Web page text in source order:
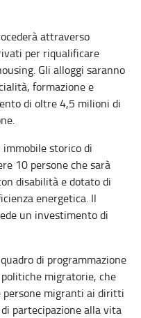
attraverso
per riqualificare
Gli alloggi saranno
formazione e
di oltre 4,5 milioni di
storico di
10 persone che sarà
disabilità e dotato di
energetica. Il
un investimento di
di programmazione
migratorie, che
persone migranti ai diritti
partecipazione alla vita